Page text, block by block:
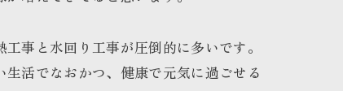
事と水回り工事が圧倒的に多いです。
活でなおかつ、健康で元気に過ごせる